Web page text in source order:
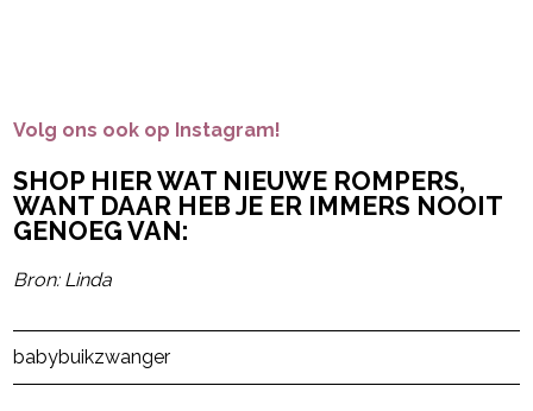
Volg ons ook op Instagram!
SHOP HIER WAT NIEUWE ROMPERS,
WANT DAAR HEB JE ER IMMERS NOOIT
GENOEG VAN:
Bron: Linda
babybuikzwanger